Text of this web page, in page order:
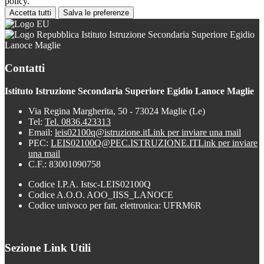
Accetta tutti Salva le preferenze
Istituto Istruzione Secondaria Superiore Egidio
Lanoce Maglie
Contatti
Istituto Istruzione Secondaria Superiore Egidio Lanoce Maglie
Via Regina Margherita, 50 - 73024 Maglie (Le)
Tel: Tel. 0836.423313
Email: leis02100q@istruzione.itLink per inviare una mail
PEC: LEIS02100Q@PEC.ISTRUZIONE.ITLink per inviare
una mail
C.F.: 83001090758
Codice I.P.A. Istsc-LEIS02100Q
Codice A.O.O. AOO_IISS_LANOCE
Codice univoco per fatt. elettronica: UFRM6R
Sezione Link Utili